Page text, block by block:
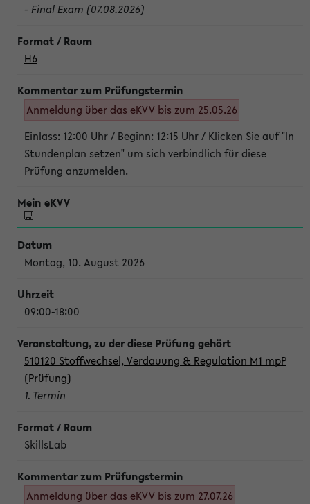
- Final Exam (07.08.2026)
H6
Anmeldung über das eKVV bis zum 25.05.26
Einlass: 12:00 Uhr / Beginn: 12:15 Uhr / Klicken Sie auf "In
Stundenplan setzen" um sich verbindlich für diese
Prüfung anzumelden.
Montag, 10. August 2026
09:00-18:00
510120 Stoffwechsel, Verdauung & Regulation M1 mpP
(Prüfung)
1. Termin
SkillsLab
Anmeldung über das eKVV bis zum 27.07.26